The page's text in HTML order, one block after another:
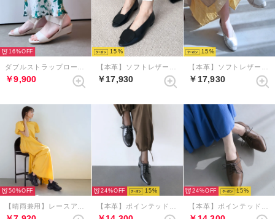
16%
￥9,900
15
￥17,930
15
￥17,930
50% 24% 15 24% 15